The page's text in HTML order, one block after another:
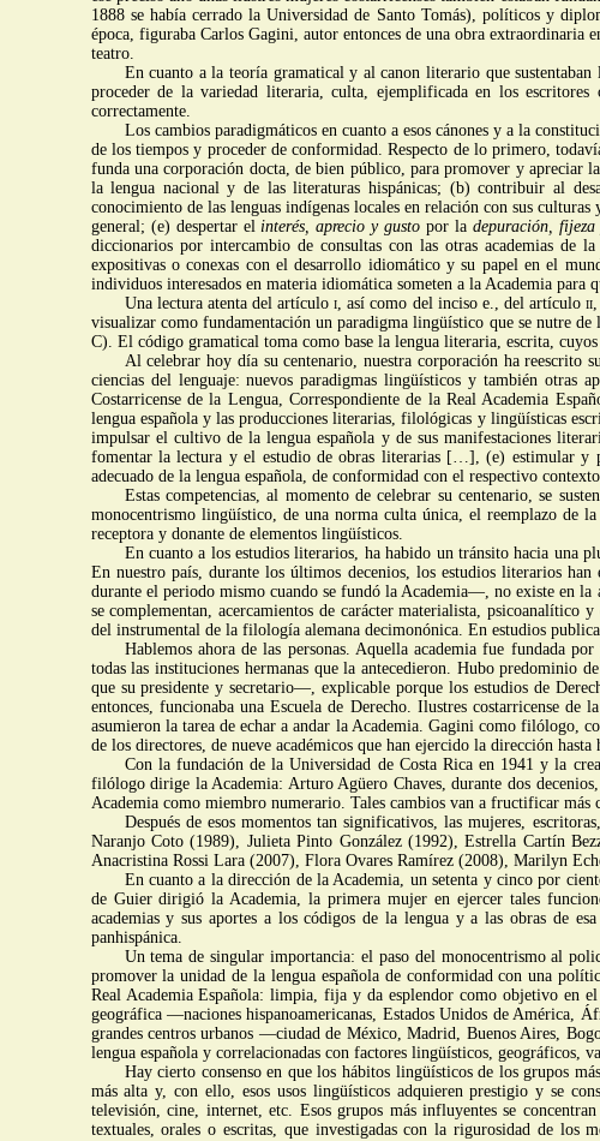
1888 se había cerrado la Universidad de Santo Tomás), políticos y
época, figuraba Carlos Gagini, autor entonces de una obra
teatro.
En cuanto a la teoría gramatical y al canon literario que
proceder de la variedad literaria, culta, ejemplificada en los
correctamente.
Los cambios paradigmáticos en cuanto a esos cánones y a la
de los tiempos y proceder de conformidad. Respecto de lo primero,
funda una corporación docta, de bien público, para promover y apreciar
la lengua nacional y de las literaturas hispánicas; (b) contribuir al
conocimiento de las lenguas indígenas locales en relación con sus
general; (e) despertar el interés, aprecio y gusto por ladepuración,
diccionarios por intercambio de consultas con las otras academias de
expositivas o conexas con el desarrollo idiomático y su papel en el
individuos interesados en materia idiomática someten a la Academia para
Una lectura atenta del artículoi , así como del inciso e., del artículoii
visualizar como fundamentación un paradigma lingüístico que se nutre
C). El código gramatical toma como base la lengua literaria, escrita,
Al celebrar hoy día su centenario, nuestra corporación ha reescrito
ciencias del lenguaje: nuevos paradigmas lingüísticos y también
Costarricense de la Lengua, Correspondiente de la Real Academia
lengua española y las producciones literarias, filológicas y lingüísticas
impulsar el cultivo de la lengua española y de sus manifestaciones
fomentar la lectura y el estudio de obras literarias […], (e) estimular y
adecuado de la lengua española, de conformidad con el respectivo contexto.
Estas competencias, al momento de celebrar su centenario, se
monocentrismo lingüístico, de una norma culta única, el reemplazo de
receptora y donante de elementos lingüísticos.
En cuanto a los estudios literarios, ha habido un tránsito hacia una
En nuestro país, durante los últimos decenios, los estudios literarios
durante el periodo mismo cuando se fundó la Academia—, no existe en
se complementan, acercamientos de carácter materialista,
del instrumental de la filología alemana decimonónica. En estudios
Hablemos ahora de las personas. Aquella academia fue fundada
todas las instituciones hermanas que la antecedieron. Hubo predominio
que su presidente y secretario—, explicable porque los estudios de
entonces, funcionaba una Escuela de Derecho. Ilustres costarricense
asumieron la tarea de echar a andar la Academia. Gagini como filólogo,
de los directores, de nueve académicos que han ejercido la dirección
Con la fundación de la Universidad de Costa Rica en 1941 y la
filólogo dirige la Academia: Arturo Agüero Chaves, durante dos
Academia como miembro numerario. Tales cambios van a fructificar más
Después de esos momentos tan significativos, las mujeres,
Naranjo Coto (1989), Julieta Pinto González (1992), Estrella Cartín
Anacristina Rossi Lara (2007), Flora Ovares Ramírez (2008), Marilyn
En cuanto a la dirección de la Academia, un setenta y cinco por
de Guier dirigió la Academia, la primera mujer en ejercer tales
academias y sus aportes a los códigos de la lengua y a las obras de
panhispánica.
Un tema de singular importancia: el paso del monocentrismo al
promover la unidad de la lengua española de conformidad con una
Real Academia Española: limpia, fija y da esplendor como objetivo en
geográfica —naciones hispanoamericanas, Estados Unidos de América,
grandes centros urbanos —ciudad de México, Madrid, Buenos Aires,
lengua española y correlacionadas con factores lingüísticos, geográficos,
Hay cierto consenso en que los hábitos lingüísticos de los grupos
más alta y, con ello, esos usos lingüísticos adquieren prestigio y se
televisión, cine, internet, etc. Esos grupos más influyentes se
textuales, orales o escritas, que investigadas con la rigurosidad de los